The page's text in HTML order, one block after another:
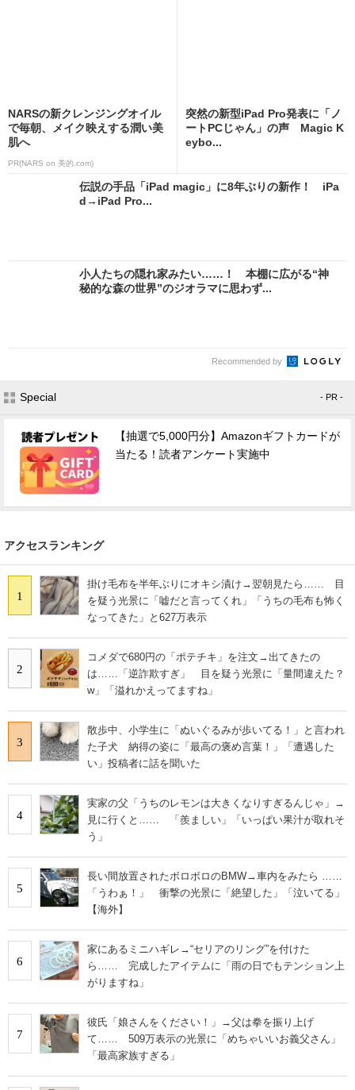
NARSの新クレンジングオイル
で毎朝、メイク映えする潤い美
肌へ
PR(NARS on 美的.com)
突然の新型iPad Pro発表に「ノ
ートPCじゃん」の声 Magic K
eybo...
伝説の手品「iPad magic」に8年ぶりの新作！ iPa
d→iPad Pro...
小人たちの隠れ家みたい……！ 本棚に広がる“神
秘的な森の世界”のジオラマに思わず...
Recommended by
Special - PR -
【抽選で5,000円分】Amazonギフトカードが
当たる！読者アンケート実施中
アクセスランキング
1
掛け毛布を半年ぶりにオキシ漬け→翌朝見たら…… 目
を疑う光景に「嘘だと言ってくれ」「うちの毛布も怖く
なってきた」と627万表示
2
コメダで680円の「ポテチキ」を注文→出てきたの
は……「逆詐欺すぎ」 目を疑う光景に「量間違えた？
w」「溢れかえってますね」
3
散歩中、小学生に「ぬいぐるみが歩いてる！」と言われ
た子犬 納得の姿に「最高の褒め言葉！」「遭遇した
い」投稿者に話を聞いた
4
実家の父「うちのレモンは大きくなりすぎるんじゃ」→
見に行くと…… 「羨ましい」「いっぱい果汁が取れそ
う」
5
長い間放置されたボロボロのBMW→車内をみたら ……
「うわぁ！」 衝撃の光景に「絶望した」「泣いてる」
【海外】
6
家にあるミニハギレ→“セリアのリング”を付けた
ら…… 完成したアイテムに「雨の日でもテンション上
がりますね」
7
彼氏「娘さんをください！」→父は拳を振り上げ
て…… 509万表示の光景に「めちゃいいお義父さん」
「最高家族すぎる」